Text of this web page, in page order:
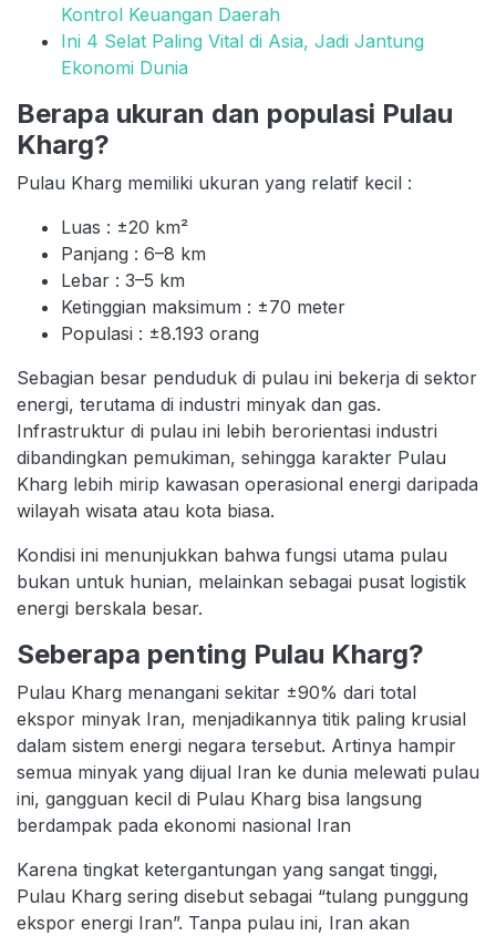
Kontrol Keuangan Daerah
Ini 4 Selat Paling Vital di Asia, Jadi Jantung
Ekonomi Dunia
Berapa ukuran dan populasi Pulau
Kharg?
Pulau Kharg memiliki ukuran yang relatif kecil :
Luas : ±20 km²
Panjang : 6–8 km
Lebar : 3–5 km
Ketinggian maksimum : ±70 meter
Populasi : ±8.193 orang
Sebagian besar penduduk di pulau ini bekerja di sektor
energi, terutama di industri minyak dan gas.
Infrastruktur di pulau ini lebih berorientasi industri
dibandingkan pemukiman, sehingga karakter Pulau
Kharg lebih mirip kawasan operasional energi daripada
wilayah wisata atau kota biasa.
Kondisi ini menunjukkan bahwa fungsi utama pulau
bukan untuk hunian, melainkan sebagai pusat logistik
energi berskala besar.
Seberapa penting Pulau Kharg?
Pulau Kharg menangani sekitar ±90% dari total
ekspor minyak Iran, menjadikannya titik paling krusial
dalam sistem energi negara tersebut. Artinya hampir
semua minyak yang dijual Iran ke dunia melewati pulau
ini, gangguan kecil di Pulau Kharg bisa langsung
berdampak pada ekonomi nasional Iran
Karena tingkat ketergantungan yang sangat tinggi,
Pulau Kharg sering disebut sebagai “tulang punggung
ekspor energi Iran”. Tanpa pulau ini, Iran akan